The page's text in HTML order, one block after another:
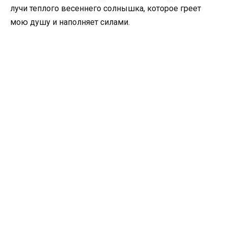
лучи теплого весеннего солнышка, которое греет
мою душу и наполняет силами.